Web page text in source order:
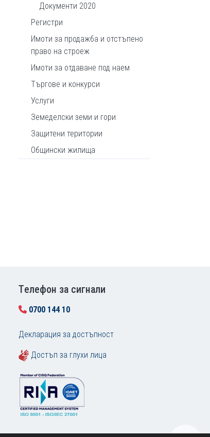
Документи 2020
Регистри
Имоти за продажба и отстъпено
право на строеж
Имоти за отдаване под наем
Търгове и конкурси
Услуги
Земеделски земи и гори
Защитени територии
Общински жилища
Tелефон за сигнали
0700 144 10
Декларация за достъпност
Достъп за глухи лица